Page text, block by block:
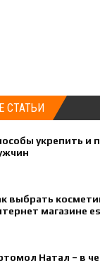
СТАТЬИ
укрепить и
выбрать
магазине
Натал – в